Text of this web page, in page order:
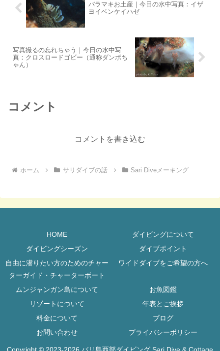
バラマキお土産｜今日の水中写真：イザ
ヨイベンケイハゼ
写真撮るの忘れちゃう｜今日の水中写
真：クロスロードゴビー（通称ダンボち
ゃん）
コメント
コメントを書き込む
ホーム サリダイブの話 Sari Diveメーキング
HOME
ダイビングについて
ダイビングシーズン
ダイブポイント
自由に潜りたい方のためのチャー
ターガイド・チャーターボート
ワイドダイブをご希望の方へ
ムンジャンガン島について
お魚図鑑
リゾートについて
年表とご挨拶
料金について
ブログ
お問い合わせ
プライバシーポリシー